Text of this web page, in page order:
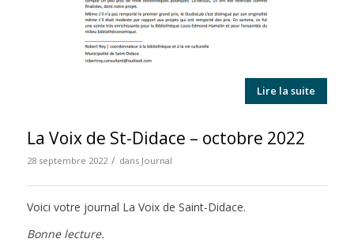
Lire la suite
La Voix de St-Didace – octobre 2022
28 septembre 2022 / dans Journal
Voici votre journal La Voix de Saint-Didace.
Bonne lecture.